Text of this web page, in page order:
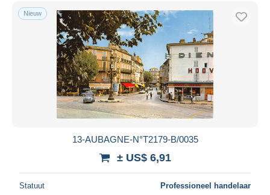
Nieuw
13-AUBAGNE-N°T2179-B/0035
± US$ 6,91
Statuut Professioneel handelaar